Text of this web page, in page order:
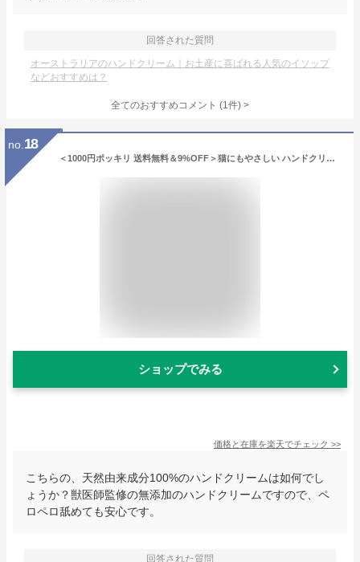
回答された質問
オーストラリアのハンドクリーム｜お土産に喜ばれる人気のイソップ
などおすすめは？
全てのおすすめコメント (1件) >
no. 18
＜1000円ポッキリ 送料無料＆9%OFF＞猫にもやさしい ハンドクリーム neconade（ねこなで） 10g×2本【お試しサイズ2本セット】 買い回り 獣医師監修 無香料 無添加 ペット 猫 犬 ヴィーガン対応 天然由来成分100% 敏感肌 ハンドケア 猫飼い 舐めても安心 安全
ショップでみる
価格と在庫を楽天でチェック >>
こちらの、天然由来成分100%のハンドクリームは如何でし
ょうか？獣医師監修の無添加のハンドクリームですので、ペ
ロペロ舐めても安心です。
回答された質問